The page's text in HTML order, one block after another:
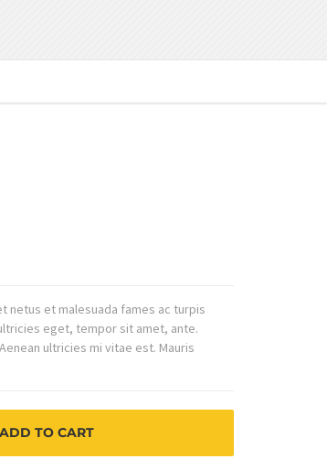
netus et malesuada fames ac turpis
eget, tempor sit amet, ante.
ultricies mi vitae est. Mauris
ADD TO CART